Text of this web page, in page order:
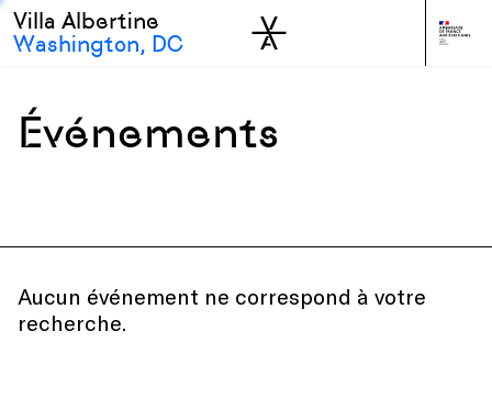
Skip to main
Skip to sidebar
Villa Albertine
Washington, DC
Événements
Toutes disciplines
Aucun événement ne correspond à votre
recherche.